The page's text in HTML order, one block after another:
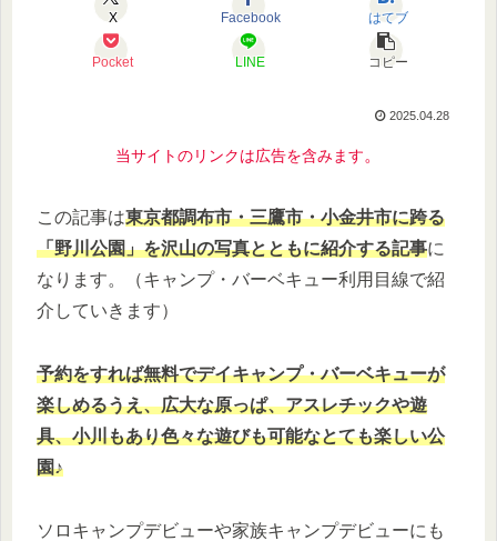
X Facebook はてブ
Pocket LINE コピー
2025.04.28
当サイトのリンクは広告を含みます。
この記事は東京都調布市・三鷹市・小金井市に跨る
「野川公園」を沢山の写真とともに紹介する記事に
なります。（キャンプ・バーベキュー利用目線で紹
介していきます）
予約をすれば無料でデイキャンプ・バーベキューが
楽しめるうえ、広大な原っぱ、アスレチックや遊
具、小川もあり色々な遊びも可能なとても楽しい公
園♪
ソロキャンプデビューや家族キャンプデビューにも